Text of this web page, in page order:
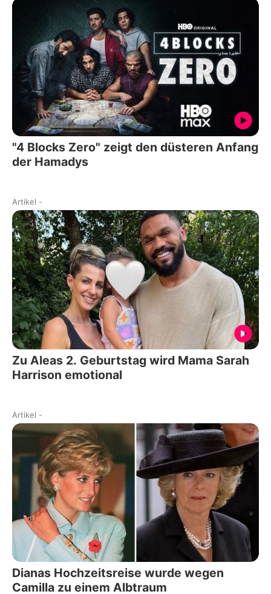
"4 Blocks Zero" zeigt den düsteren Anfang
der Hamadys
Artikel -
Zu Aleas 2. Geburtstag wird Mama Sarah
Harrison emotional
Artikel -
Dianas Hochzeitsreise wurde wegen
Camilla zu einem Albtraum